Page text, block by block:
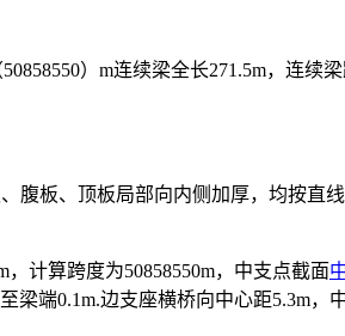
）m连续梁全长271.5m，连续
腹板、顶板局部向内侧加厚，均按
计算跨度为50858550m，中支点截面
端0.1m.边支座横桥向中心距5.3m，